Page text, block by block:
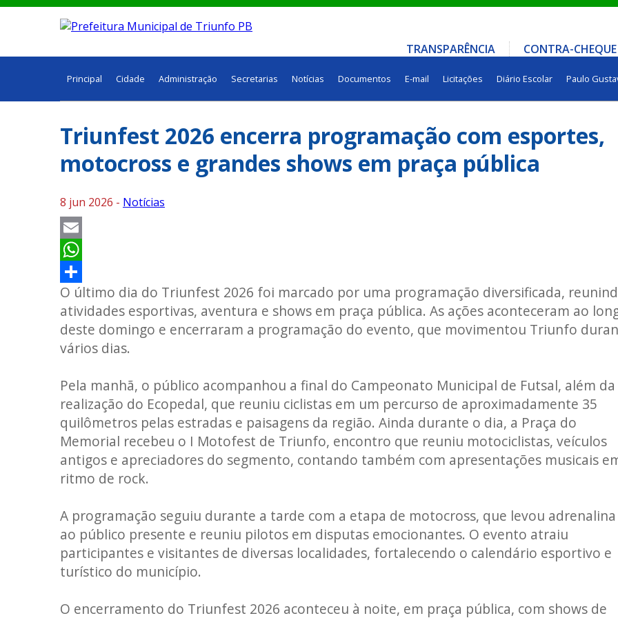
TRANSPARÊNCIA CONTRA-
Principal Cidade Administração Secretarias Notícias Documentos E-mail Licitações Diário Escolar Paulo
Triunfest 2026 encerra programação com esportes,
motocross e grandes shows em praça pública
8 jun 2026 - Notícias
Email
WhatsApp
Share
O último dia do Triunfest 2026 foi marcado por uma programação diversificada,
atividades esportivas, aventura e shows em praça pública. As ações aconteceram ao
deste domingo e encerraram a programação do evento, que movimentou Triunfo
vários dias.
Pela manhã, o público acompanhou a final do Campeonato Municipal de Futsal, além da
realização do Ecopedal, que reuniu ciclistas em um percurso de aproximadamente 35
quilômetros pelas estradas e paisagens da região. Ainda durante o dia, a Praça do
Memorial recebeu o I Motofest de Triunfo, encontro que reuniu motociclistas, veículos
antigos e apreciadores do segmento, contando também com apresentações musicais
ritmo de rock.
A programação seguiu durante a tarde com a etapa de motocross, que levou adrenalina
ao público presente e reuniu pilotos em disputas emocionantes. O evento atraiu
participantes e visitantes de diversas localidades, fortalecendo o calendário esportivo e
turístico do município.
O encerramento do Triunfest 2026 aconteceu à noite, em praça pública, com shows de